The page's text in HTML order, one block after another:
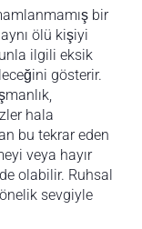
bir
ölü kişiyi
ilgili eksik
gösterir.
hala
bu tekrar eden
veya hayır
olabilir. Ruhsal
sevgiyle